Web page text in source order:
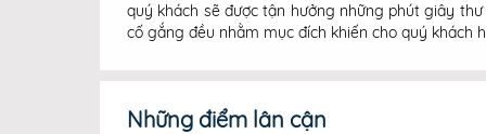
quý khách sẽ được tận hưởng những phút giây
cố gắng đều nhằm mục đích khiến cho quý khách
Những điểm lân cận